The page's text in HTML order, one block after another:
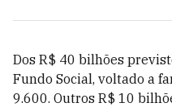
Dos R$ 40 bilhões
Fundo Social, voltado a
9.600. Outros R$ 10